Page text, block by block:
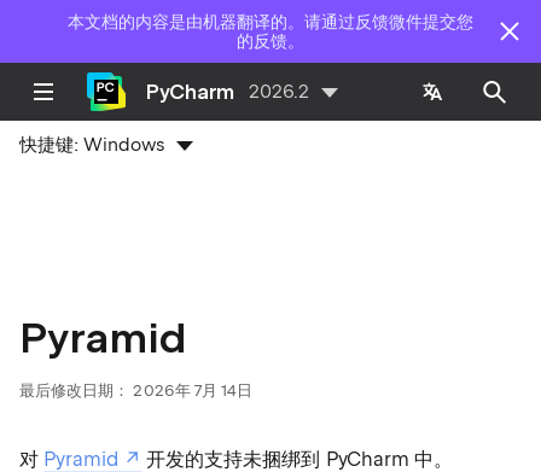
本文档的内容是由机器翻译的。请通过反馈微件提交您
的反馈。
PyCharm 2026.2
快捷键:Windows
Pyramid
最后修改日期： 2026年 7月 14日
对 Pyramid 开发的支持未捆绑到 PyCharm 中。